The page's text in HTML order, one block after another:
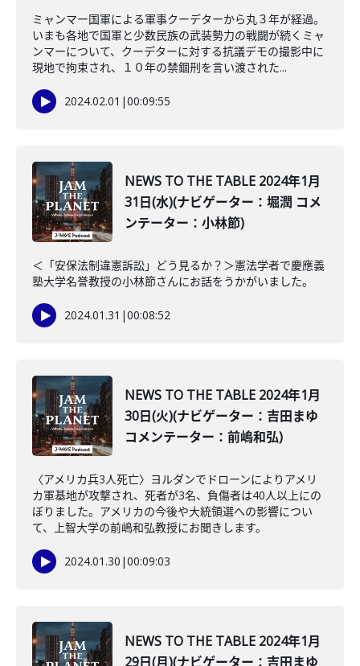
ミャンマー国軍による軍事クーデターから丸３年が経過。
いまも各地で国軍と少数民族の武装勢力の戦闘が続くミャ
ンマーについて、クーデターに対する抗議デモの撮影中に
現地で拘束され、１０年の禁錮刑を言い渡された...
2024.02.01 |00:09:55
NEWS TO THE TABLE 2024年1月
31日(水)(ナビゲーター：堀潤 コメ
ンテーター：小林節)
＜「安保法制違憲訴訟」どう見るか？＞憲法学者で慶應義
塾大学名誉教授の小林節さんにお話をうかがいました。
2024.01.31 |00:08:52
NEWS TO THE TABLE 2024年1月
30日(火)(ナビゲーター：吉田まゆ
コメンテーター：前嶋和弘)
〈アメリカ兵3人死亡〉ヨルダンでドローンによりアメリ
カ軍基地が攻撃され、死者が3名、負傷者は40人以上にの
ぼりました。アメリカの今後や大統領選への影響につい
て、上智大学の前嶋和弘教授にお聞きします。
2024.01.30 |00:09:03
NEWS TO THE TABLE 2024年1月
29日(月)(ナビゲーター：吉田まゆ